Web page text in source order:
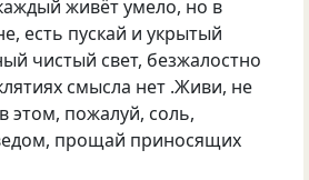
живёт умело, но в
есть пускай и укрытый
чистый свет, безжалостно
смысла нет .Живи, не
этом, пожалуй, соль,
прощай приносящих